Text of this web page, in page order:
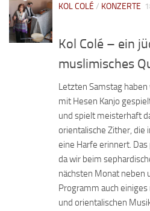
KOL COLÉ / KONZERTE
Kol Colé – ein
muslimisches
Letzten Samstag
mit Hesen Kanjo
und spielt meisterhaft
orientalische Zither, die
eine Harfe erinnert.
da wir beim
nächsten Monat neben
Programm auch
und orientalischen